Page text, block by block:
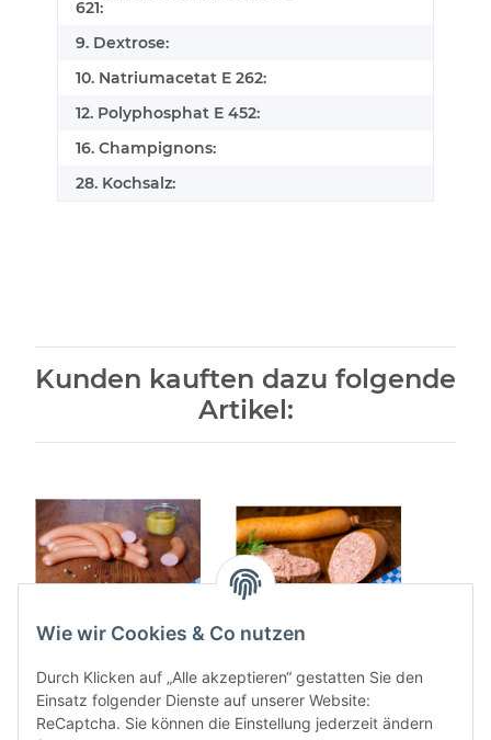
621:
9. Dextrose:
10. Natriumacetat E 262:
12. Polyphosphat E 452:
16. Champignons:
28. Kochsalz:
Kunden kauften dazu folgende
Artikel:
Stück 510g
10,85 €*
9,08 €*
Wie wir Cookies & Co nutzen
Durch Klicken auf „Alle akzeptieren“ gestatten Sie den
Einsatz folgender Dienste auf unserer Website:
ReCaptcha. Sie können die Einstellung jederzeit ändern